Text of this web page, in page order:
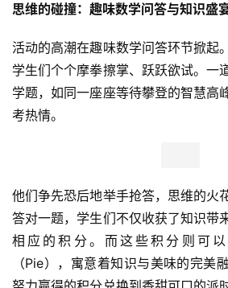
新
商
业
观
察
思维的碰撞：趣味数学问答与知识盛
活动的高潮在趣味数学问答环节掀起
学生们个个摩拳擦掌、跃跃欲试。一
学题，如同一座座等待攀登的智慧高
考热情。
他们争先恐后地举手抢答，思维的火
答对一题，学生们不仅收获了知识带
相应的积分。而这些积分则可
（Pie），寓意着知识与美味的完美